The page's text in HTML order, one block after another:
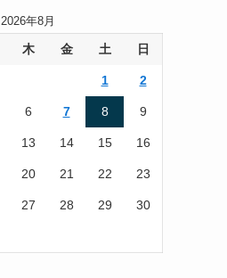
2026年8月
木 金 土 日
1 2
6 7 8 9
13 14 15 16
20 21 22 23
27 28 29 30